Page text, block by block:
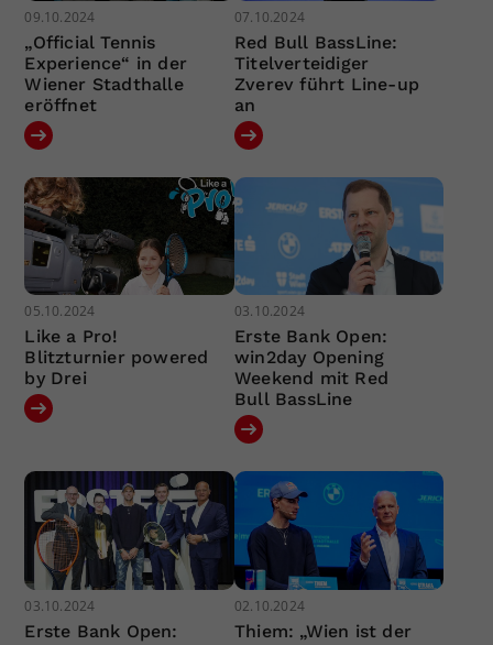
09.10.2024
„Official Tennis
Experience“ in der
Wiener Stadthalle
eröffnet
07.10.2024
Red Bull BassLine:
Titelverteidiger
Zverev führt Line-up
an
05.10.2024
Like a Pro!
Blitzturnier powered
by Drei
03.10.2024
Erste Bank Open:
win2day Opening
Weekend mit Red
Bull BassLine
03.10.2024
Erste Bank Open:
02.10.2024
Thiem: „Wien ist der